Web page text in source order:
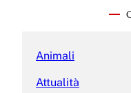
Animali
Attualità